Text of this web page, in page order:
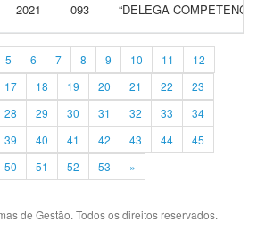
2021 093 “DELEGA
5 6 7 8 9 10 11
12
17 18 19 20 21 22
23
28 29 30 31 32 33
34
39 40 41 42 43 44
45
50 51 52 53 »
de Gestão. Todos os direitos reservados.